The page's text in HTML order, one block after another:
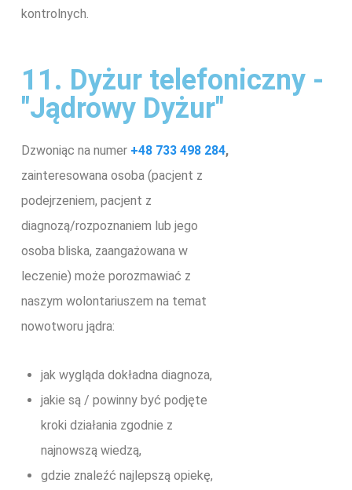
kontrolnych.
11. Dyżur telefoniczny -
"Jądrowy Dyżur"
Dzwoniąc na numer +48 733 498 284,
zainteresowana osoba (pacjent z
podejrzeniem, pacjent z
diagnozą/rozpoznaniem lub jego
osoba bliska, zaangażowana w
leczenie) może porozmawiać z
naszym wolontariuszem na temat
nowotworu jądra:
jak wygląda dokładna diagnoza,
jakie są / powinny być podjęte
kroki działania zgodnie z
najnowszą wiedzą,
gdzie znaleźć najlepszą opiekę,